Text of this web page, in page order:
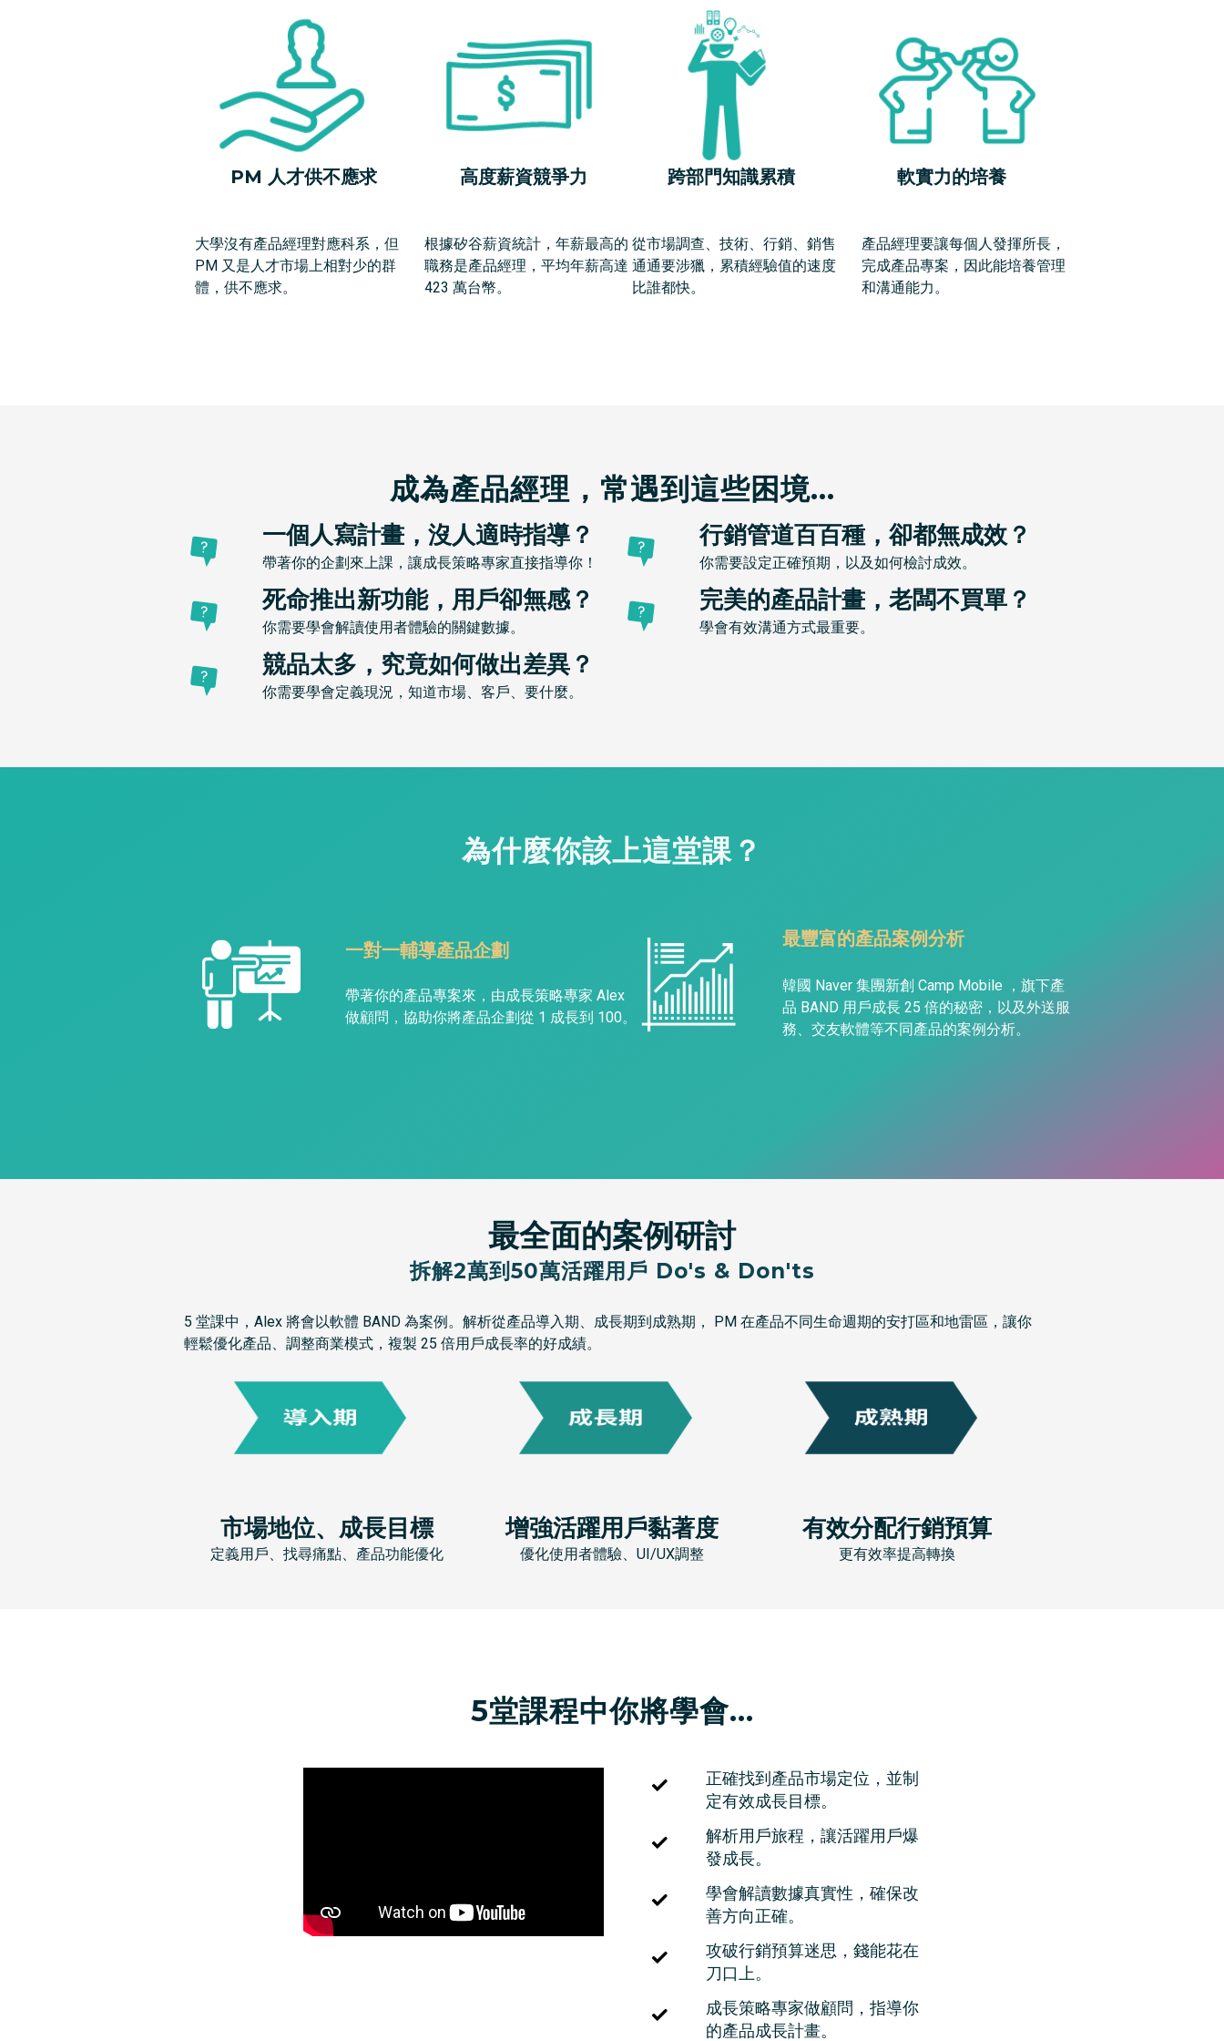
PM 人才供不應求 高度薪資競爭力
大學沒有產品經理對應科系，但
PM 又是人才市場上相對少的群
體，供不應求。
根據矽谷薪資統計，年薪最高的
職務是產品經理，平均年薪高達
423 萬台幣。
跨部門知識累積 軟實力的培養
從市場調查、技術、行銷、銷售
通通要涉獵，累積經驗值的速度
比誰都快。
產品經理要讓每個人發揮所長，
完成產品專案，因此能培養管理
和溝通能力。
成為產品經理，常遇到這些困境...
一個人寫計畫，沒人適時指導？
帶著你的企劃來上課，讓成長策略專家直接指導你！
死命推出新功能，用戶卻無感？
你需要學會解讀使用者體驗的關鍵數據。
競品太多，究竟如何做出差異？
你需要學會定義現況，知道市場、客戶、要什麼。
行銷管道百百種，卻都無成效？
你需要設定正確預期，以及如何檢討成效。
完美的產品計畫，老闆不買單？
學會有效溝通方式最重要。
為什麼你該上這堂課？
一對一輔導產品企劃
帶著你的產品專案來，由成長策略專家 Alex
做顧問，協助你將產品企劃從 1 成長到 100。
最豐富的產品案例分析
韓國 Naver 集團新創 Camp Mobile ，旗下產
品 BAND 用戶成長 25 倍的秘密，以及外送服
務、交友軟體等不同產品的案例分析。
最全面的案例研討
拆解2萬到50萬活躍用戶 Do's & Don'ts
5 堂課中，Alex 將會以軟體 BAND 為案例。解析從產品導入期、成長期到成熟期， PM 在產品不同生命週期的安打區和地雷區，讓你
輕鬆優化產品、調整商業模式，複製 25 倍用戶成長率的好成績。
市場地位、成長目標 增強活躍用戶黏著度 有效分配行銷預算
定義用戶、找尋痛點、產品功能優化 優化使用者體驗、UI/UX調整 更有效率提高轉換
5堂課程中你將學會...
正確找到產品市場定位，並制
定有效成長目標。
解析用戶旅程，讓活躍用戶爆
發成長。
學會解讀數據真實性，確保改
善方向正確。
攻破行銷預算迷思，錢能花在
刀口上。
成長策略專家做顧問，指導你
的產品成長計畫。